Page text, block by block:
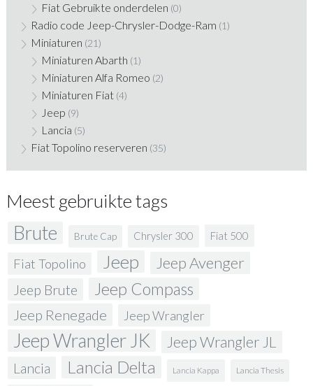
Fiat Gebruikte onderdelen (0)
Radio code Jeep-Chrysler-Dodge-Ram (1)
Miniaturen (21)
Miniaturen Abarth (1)
Miniaturen Alfa Romeo (2)
Miniaturen Fiat (4)
Jeep (9)
Lancia (5)
Fiat Topolino reserveren (35)
Meest gebruikte tags
Brute Brute Cap Chrysler 300 Fiat 500
Fiat Topolino Jeep Jeep Avenger
Jeep Brute Jeep Compass
Jeep Renegade Jeep Wrangler
Jeep Wrangler JK Jeep Wrangler JL
Lancia Lancia Delta Lancia Kappa Lancia Thesis